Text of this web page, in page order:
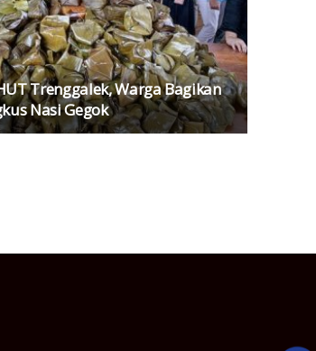
Trenggalek, Warga Bagikan
Nasi Gegok